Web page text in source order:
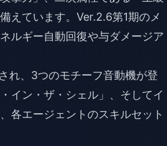
えています。Ver.2.6第1期のメ
ルギー自動回復や与ダメージア
れ、3つのモチーフ音動機が登
イン・ザ・シェル」、そしてイ
各エージェントのスキルセット